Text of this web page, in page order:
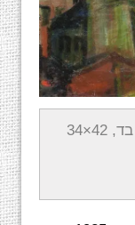
רפאל מוהר, "פריז", 1948, שמן על בד, 42×34